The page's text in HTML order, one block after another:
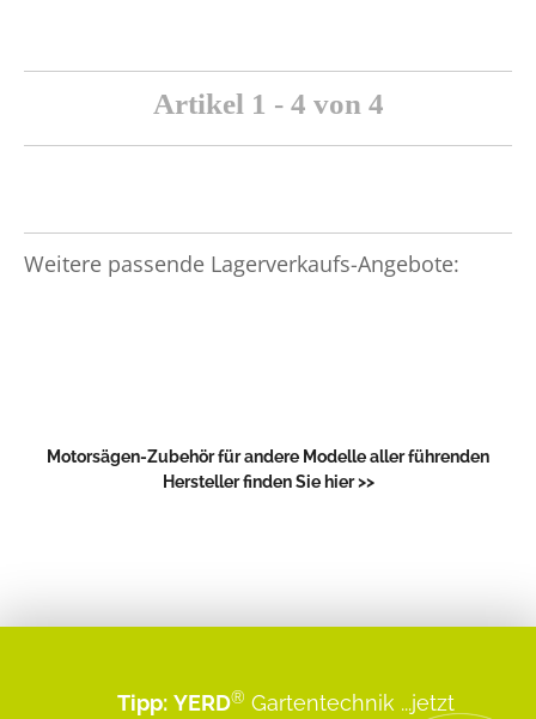
Artikel 1 - 4 von 4
Weitere passende Lagerverkaufs-Angebote:
Motorsägen-Zubehör für andere Modelle aller führenden
Hersteller finden Sie hier >>
Tipp: YERD® Gartentechnik ...jetzt